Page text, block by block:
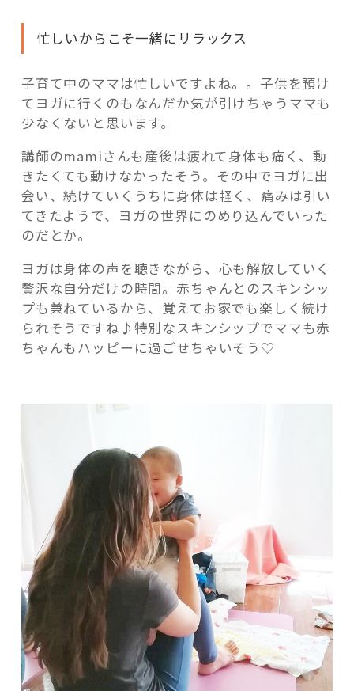
忙しいからこそ一緒にリラックス
子育て中のママは忙しいですよね。。子供を預け
てヨガに行くのもなんだか気が引けちゃうママも
少なくないと思います。
講師のmamiさんも産後は疲れて身体も痛く、動
きたくても動けなかったそう。その中でヨガに出
会い、続けていくうちに身体は軽く、痛みは引い
てきたようで、ヨガの世界にのめり込んでいった
のだとか。
ヨガは身体の声を聴きながら、心も解放していく
贅沢な自分だけの時間。赤ちゃんとのスキンシッ
プも兼ねているから、覚えてお家でも楽しく続け
られそうですね♪特別なスキンシップでママも赤
ちゃんもハッピーに過ごせちゃいそう♡